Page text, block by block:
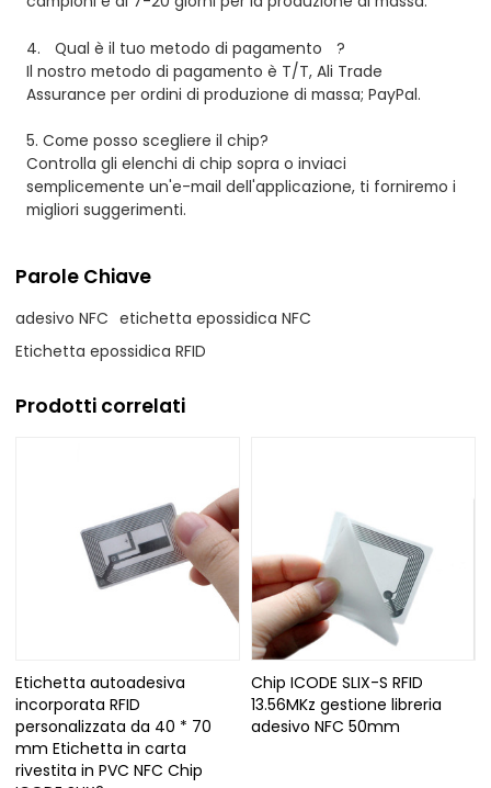
4. Qual è il tuo metodo di pagamento
?
Il nostro metodo di pagamento è T/T, Ali Trade
Assurance per ordini di produzione di massa; PayPal.
5. Come posso scegliere il chip?
Controlla gli elenchi di chip sopra o inviaci
semplicemente un'e-mail dell'applicazione, ti forniremo i
migliori suggerimenti.
Parole Chiave
adesivo NFC etichetta epossidica NFC
Etichetta epossidica RFID
Prodotti correlati
Etichetta autoadesiva
incorporata RFID
personalizzata da 40 * 70
mm Etichetta in carta
rivestita in PVC NFC Chip
Chip ICODE SLIX-S RFID
13.56MKz gestione libreria
adesivo NFC 50mm